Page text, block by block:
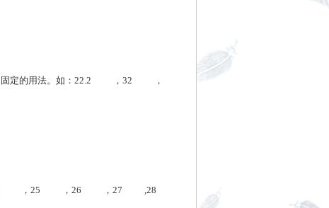
固定的用法。如：22.2 ，32
，
，25 ，26 ，27
,28